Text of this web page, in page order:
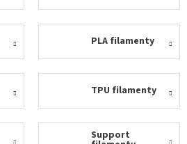
PLA filamenty
TPU filamenty
Support